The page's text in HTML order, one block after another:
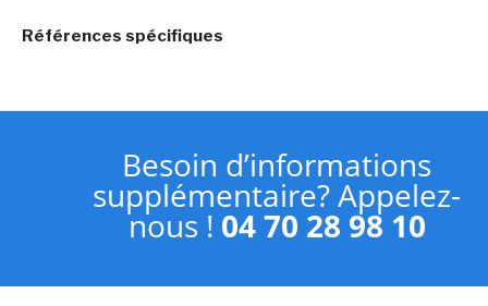
Références spécifiques
Besoin d’informations
supplémentaire? Appelez-
nous ! 04 70 28 98 10